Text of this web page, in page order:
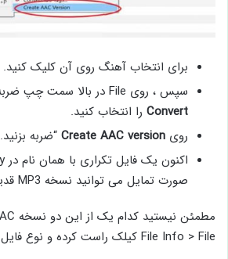
برای انتخاب آهنگ روی آن کلیک کنید.
سپس ، روی File در بالا سمت چپ ضربه بزنید و گزینه
Convert را انتخاب کنید.
روی
Create AAC version
“ضربه بزنید.
صورت تمایل می توانید نسخه MP3 قدیمی را حذف کنید.
File Info > File کیلک راست کرده و نوع فایل را بررسی کنید.